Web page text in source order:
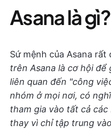
Asana là gì?
Sứ mệnh của Asana rất
trên Asana là cơ hội để
liên quan đến "công
nhóm ở mọi nơi, có
tham gia vào tất cả các
thay vì chỉ tập trung